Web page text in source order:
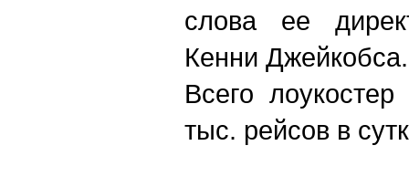
слова ее
Кенни Джейкобса.
Всего
тыс. рейсов в